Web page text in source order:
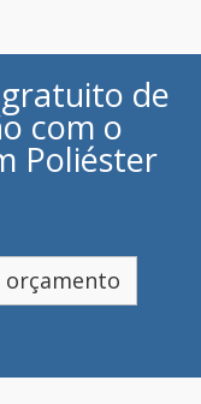
de
com o
Poliéster
orçamento